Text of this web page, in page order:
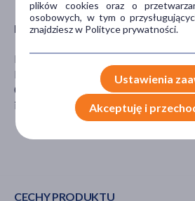
Producent
Kati Sp. z o. o.
Poznańska 553 C
05-860 Święcice
info@kati.pl
CECHY PRODUKTU
plików cookies oraz o
osobowych, w tym o
znajdziesz w Polityce prywatności.
Ustawienia
Akceptuję i